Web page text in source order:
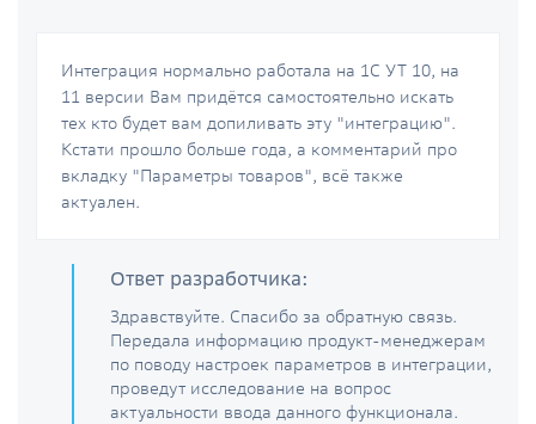
Интеграция нормально работала на 1С УТ 10, на
11 версии Вам придётся самостоятельно искать
тех кто будет вам допиливать эту "интеграцию".
Кстати прошло больше года, а комментарий про
вкладку "Параметры товаров", всё также
актуален.
Ответ разработчика:
Здравствуйте. Спасибо за обратную связь.
Передала информацию продукт-менеджерам
по поводу настроек параметров в интеграции,
проведут исследование на вопрос
актуальности ввода данного функционала.